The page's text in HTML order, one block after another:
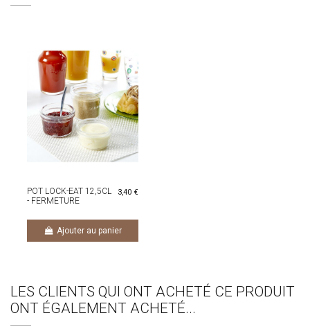
POT LOCK-EAT 12,5CL
- FERMETURE
3,40 €
Ajouter au panier
LES CLIENTS QUI ONT ACHETÉ CE PRODUIT
ONT ÉGALEMENT ACHETÉ...